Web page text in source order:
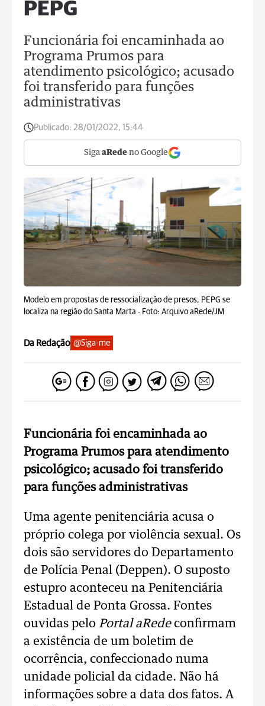
PEPG
Funcionária foi encaminhada ao
Programa Prumos para
atendimento psicológico; acusado
foi transferido para funções
administrativas
Publicado: 28/01/2022, 15:44
Siga aRede no Google
Modelo em propostas de ressocialização de presos, PEPG se
localiza na região do Santa Marta - Foto: Arquivo aRede/JM
Da Redação @Siga-me
Funcionária foi encaminhada ao
Programa Prumos para atendimento
psicológico; acusado foi transferido
para funções administrativas
Uma agente penitenciária acusa o
próprio colega por violência sexual. Os
dois são servidores do Departamento
de Polícia Penal (Deppen). O suposto
estupro aconteceu na Penitenciária
Estadual de Ponta Grossa. Fontes
ouvidas pelo Portal aRedeconfirmam
a existência de um boletim de
ocorrência, confeccionado numa
unidade policial da cidade. Não há
informações sobre a data dos fatos. A